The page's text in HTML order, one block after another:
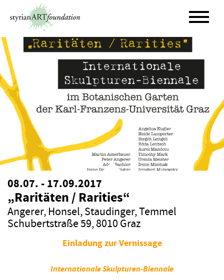
08.07. - 17.09.2017
„Raritäten / Rarities“
Angerer, Honsel,Staudinger,Temmel
Schubertstraße 59, 8010 Graz
Einladung zur Vernissage
Internationale Skulpturen-Biennale